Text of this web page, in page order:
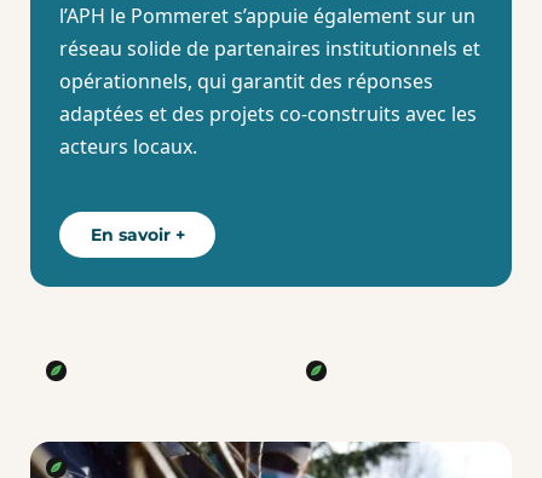
l’APH le Pommeret s’appuie également sur un
réseau solide de partenaires institutionnels et
opérationnels, qui garantit des réponses
adaptées et des projets co-construits avec les
acteurs locaux.
En savoir +